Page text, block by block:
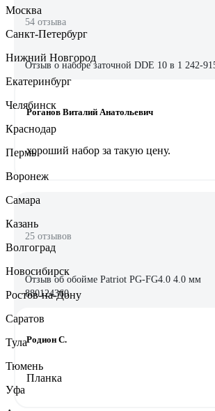
54 отзыва
Отзыв о наборе заточной DDE 10 в 1 242-
Роганов Виталий Анатольевич
хороший набор за такую цену.
25 отзывов
Отзыв об обойме Patriot PG-FG4.0 4.0 мм
880124360
Родион С.
Планка
Москва
Санкт-Петербург
Нижний Новгород
Екатеринбург
Челябинск
Краснодар
Пермь
Воронеж
Самара
Казань
Волгоград
Новосибирск
Ростов-на-Дону
Саратов
Тула
Тюмень
Уфа